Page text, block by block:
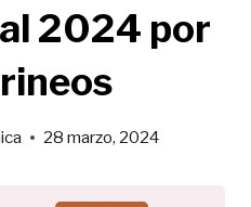
2024 por
28 marzo, 2024